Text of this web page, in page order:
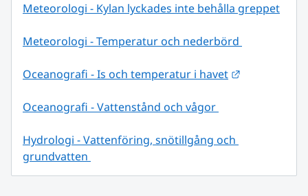
Meteorologi - Kylan lyckades inte behålla greppet
Meteorologi - Temperatur och nederbörd
Oceanografi - Is och temperatur i havet
Oceanografi - Vattenstånd och vågor
Hydrologi - Vattenföring, snötillgång och
grundvatten